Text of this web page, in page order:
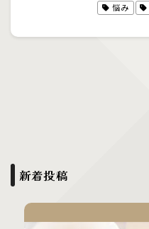
悩み
新着投稿